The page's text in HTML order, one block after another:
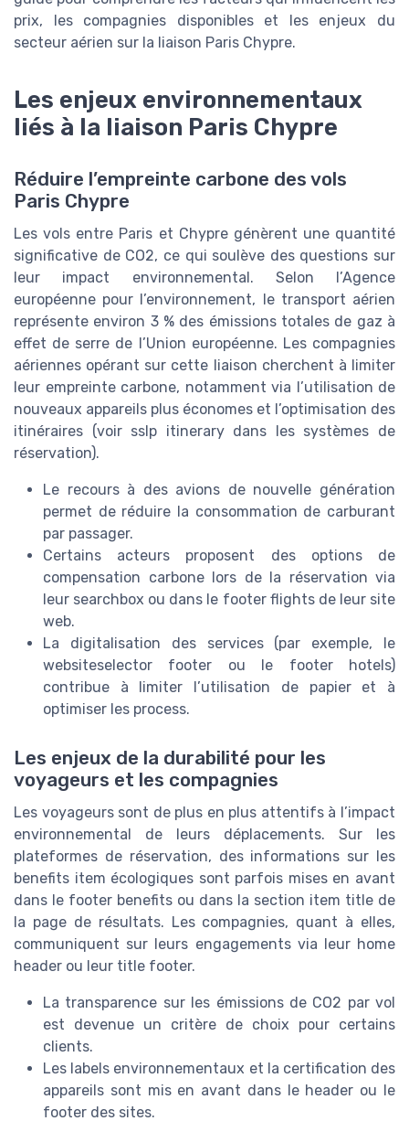
prix, les compagnies disponibles et les enjeux du
secteur aérien sur la liaison Paris Chypre.
Les enjeux environnementaux
liés à la liaison Paris Chypre
Réduire l’empreinte carbone des vols
Paris Chypre
Les vols entre Paris et Chypregénèrent une quantité
significative de CO2, ce qui soulève des questions sur
leur impact environnemental. Selon l’Agence
européenne pour l’environnement, le transport aérien
représente environ 3 % des émissions totales de gaz à
effet de serre de l’Union européenne. Les compagnies
aériennes opérant sur cette liaison cherchent à limiter
leur empreinte carbone, notamment via l’utilisation de
nouveaux appareils plus économes et l’optimisation des
itinéraires (voir sslp itinerarydans les systèmes de
réservation).
Le recours à des avions de nouvelle génération
permet de réduire la consommation de carburant
par passager.
Certains acteurs proposent des options de
compensation carbone lors de la réservation via
leur searchbox ou dans le footer flightsde leur site
web.
La digitalisation des services (par exemple, le
websiteselector footer ou le footer hotels)
contribue à limiter l’utilisation de papier et à
optimiser les process.
Les enjeux de la durabilité pour les
voyageurs et les compagnies
Les voyageurs sont de plus en plus attentifs à l’impact
environnemental de leurs déplacements. Sur les
plateformes de réservation, des informations sur les
benefits item écologiques sont parfois mises en avant
dans le footer benefits ou dans la section item title de
la page de résultats. Les compagnies, quant à elles,
communiquent sur leurs engagements via leur home
header ou leur title footer.
La transparence sur les émissions de CO2 par vol
est devenue un critère de choix pour certains
clients.
Les labels environnementaux et la certification des
appareils sont mis en avant dans le header ou le
footer des sites.